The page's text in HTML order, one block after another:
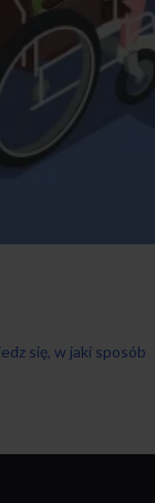
się, w jaki sposób